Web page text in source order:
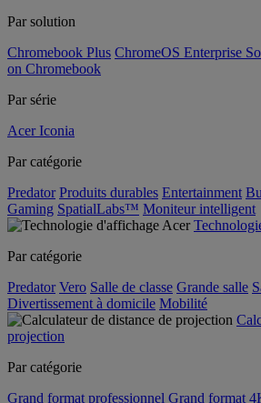
Par solution
Chromebook Plus ChromeOS Enterprise
on Chromebook
Par série
Acer Iconia
Par catégorie
Predator Produits durables Entertainment
Gaming SpatialLabs™ Moniteur intelligent
Par catégorie
Predator Vero Salle de classe Grande salle
Divertissement à domicile Mobilité
projection
Par catégorie
Grand format professionnel Grand format